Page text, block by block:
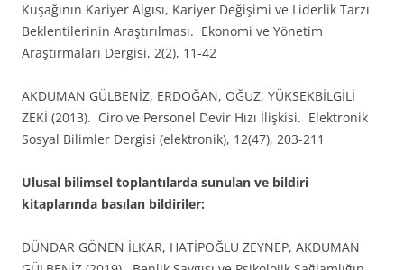
Kuşağının Kariyer Algısı, Kariyer Değişimi ve Liderlik Tarzı
Beklentilerinin Araştırılması. Ekonomi ve Yönetim
Araştırmaları Dergisi, 2(2), 11-42
AKDUMAN GÜLBENİZ, ERDOĞAN, OĞUZ, YÜKSEKBİLGİLİ
ZEKİ (2013). Ciro ve Personel Devir Hızı İlişkisi. Elektronik
Sosyal Bilimler Dergisi (elektronik), 12(47), 203-211
Ulusal bilimsel toplantılarda sunulan ve bildiri
kitaplarında basılan bildiriler:
DÜNDAR GÖNEN İLKAR, HATİPOĞLU ZEYNEP, AKDUMAN